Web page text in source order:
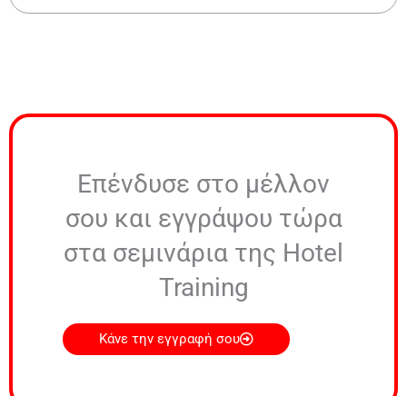
Επένδυσε στο μέλλον
σου και εγγράψου τώρα
στα σεμινάρια της Hotel
Training
Κάνε την εγγραφή σου